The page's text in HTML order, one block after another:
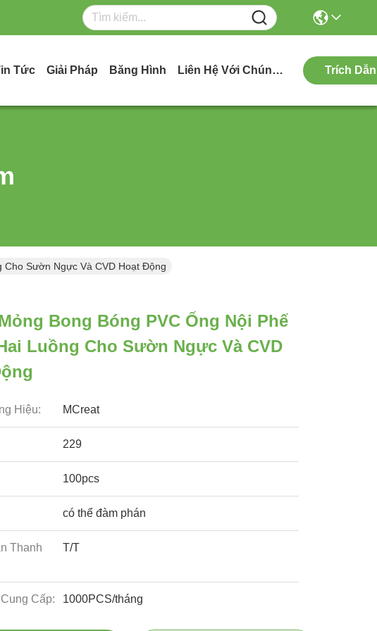
Tức Giải Pháp Băng Hình Liên Hệ Với Chúng Tôi Trích Dẫn
Cho Sườn Ngực Và CVD Hoạt Động
Bong Bóng PVC Ống Nội Phế
Luồng Cho Sườn Ngực Và CVD
Hiệu: MCreat
229
100pcs
có thể đàm phán
Thanh
T/T
Cấp: 1000PCS/tháng